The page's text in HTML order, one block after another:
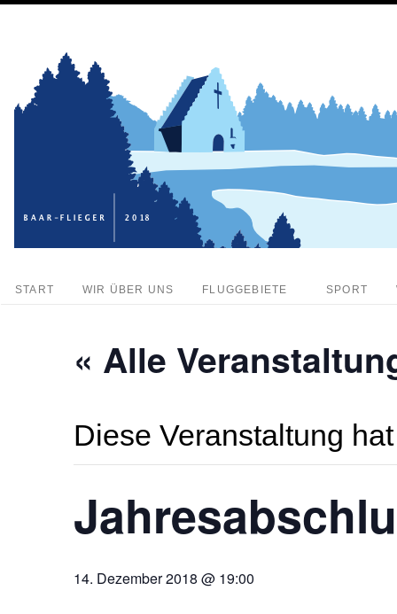
START WIR ÜBER UNS FLUGGEBIETE SPORT
« Alle
Diese Veranstaltung
14. Dezember 2018 @ 19:00